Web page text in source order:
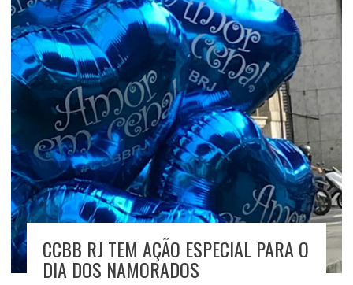
CCBB RJ TEM AÇÃO ESPECIAL PARA O
DIA DOS NAMORADOS